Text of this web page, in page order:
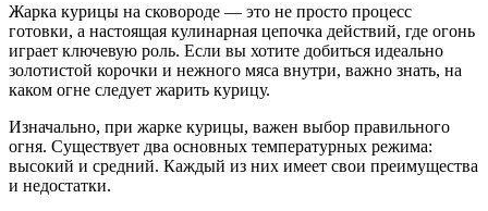
Жарка курицы на сковороде — это не просто процесс
готовки, а настоящая кулинарная цепочка действий, где огонь
играет ключевую роль. Если вы хотите добиться идеально
золотистой корочки и нежного мяса внутри, важно знать, на
каком огне следует жарить курицу.
Изначально, при жарке курицы, важен выбор правильного
огня. Существует два основных температурных режима:
высокий и средний. Каждый из них имеет свои преимущества
и недостатки.